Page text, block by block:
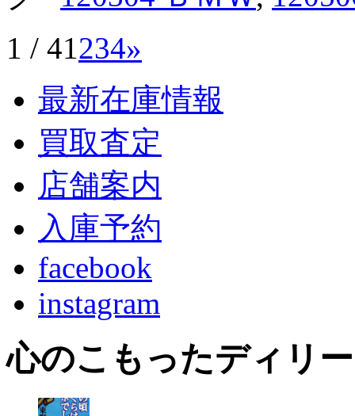
1 / 41 234»
最新在庫情報
買取査定
店舗案内
入庫予約
facebook
instagram
心のこもったディリ